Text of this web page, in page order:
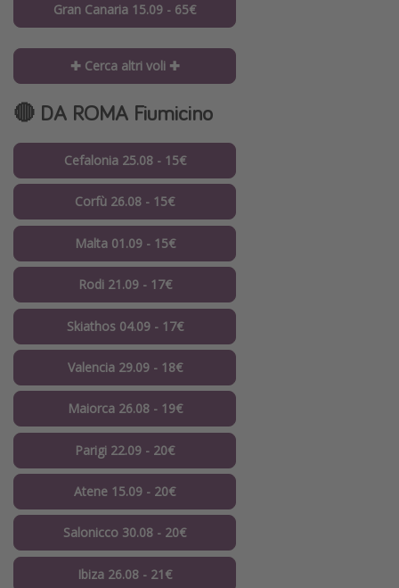
Gran Canaria 15.09 - 65€
✚ Cerca altri voli ✚
🔴 DA ROMA Fiumicino
Cefalonia 25.08 - 15€
Corfù 26.08 - 15€
Malta 01.09 - 15€
Rodi 21.09 - 17€
Skiathos 04.09 - 17€
Valencia 29.09 - 18€
Maiorca 26.08 - 19€
Parigi 22.09 - 20€
Atene 15.09 - 20€
Salonicco 30.08 - 20€
Ibiza 26.08 - 21€